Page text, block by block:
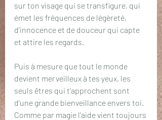
sur ton visage qui se transfigure, qui
émet les fréquences de légèreté,
d'innocence et de douceur qui capte
et attire les regards.
Puis à mesure que tout le monde
devient merveilleux à tes yeux, les
seuls êtres qui t'approchent sont
d'une grande bienveillance envers toi.
Comme par magie l'aide vient toujours